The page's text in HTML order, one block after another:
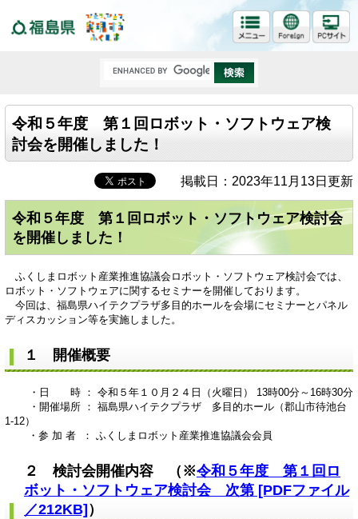
令和５年度 第１回ロボット・ソフトウェア検
討会を開催しました！
掲載日：2023年11月13日更新
令和５年度 第１回ロボット・ソフトウェア検討会
を開催しました！
ふくしまロボット産業推進協議会ロボット・ソフトウェア検討会では、
ロボット・ソフトウェアに関するセミナーを開催しております。
今回は、福島県ハイテクプラザ多目的ホールを会場にセミナーとパネル
ディスカッション等を実施しました。
１ 開催概要
・日 時 ： 令和５年１０月２４日（火曜日） 13時00分～16時30分
・開催場所 ： 福島県ハイテクプラザ 多目的ホール（郡山市待池台
1-12）
・参 加 者 ： ふくしまロボット産業推進協議会会員
２ 検討会開催内容 （※令和５年度 第１回ロ
ボット・ソフトウェア検討会 次第 [PDFファイル
／212KB] ）